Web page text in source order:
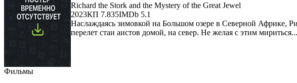
Richard the Stork and the Mystery of the Great Jewel
2023КП 7.835IMDb 5.1
Наслаждаясь зимовкой на Большом озере в Северной Африке,
перелет стаи аистов домой, на север. Не желая с этим мириться...
Фильмы